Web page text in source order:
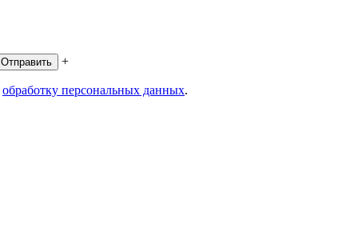
Отправить +
обработку персональных данных.